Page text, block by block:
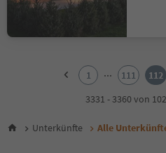
6
1 ... 111 112
3331 - 3360 von
Unterkünfte Alle